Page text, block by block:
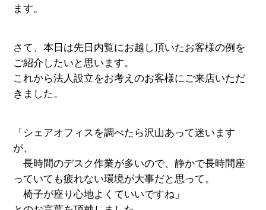
ます。
さて、本日は先日内覧にお越し頂いたお客様の例を
ご紹介したいと思います。
これから法人設立をお考えのお客様にご来店いただ
きました。
「シェアオフィスを調べたら沢山あって迷います
が、
長時間のデスク作業が多いので、静かで長時間座
っていても疲れない環境が大事だと思って。
椅子が座り心地よくていいですね」